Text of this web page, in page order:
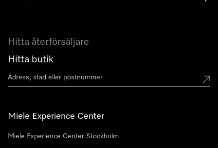
Hitta återförsäljare
Hitta butik
Miele Experience Center
Miele Experience Center Stockholm